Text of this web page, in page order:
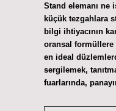
Stand elemanı
küçük tezgahlara
bilgi ihtiyacının
oransal formüllere
en ideal
sergilemek,
fuarlarında,